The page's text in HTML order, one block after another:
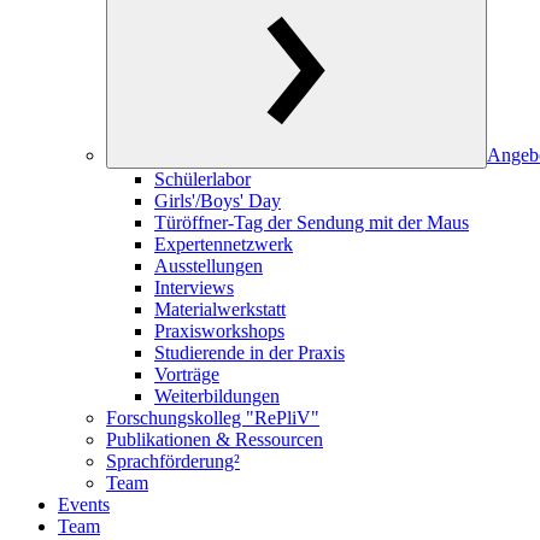
Schülerlabor
Girls'/Boys' Day
Türöffner-Tag der Sendung mit der Maus
Expertennetzwerk
Ausstellungen
Interviews
Materialwerkstatt
Praxisworkshops
Studierende in der Praxis
Vorträge
Weiterbildungen
Forschungskolleg "RePliV"
Publikationen & Ressourcen
Sprachförderung²
Team
Events
Team